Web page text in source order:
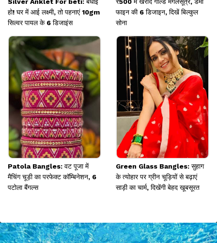
हो! घर में आई लक्ष्मी, तो पहनाएं 10gm
सिल्वर पायल के 6 डिजाइंस
फाइन की 6 डिजाइन, दिखें बिल्कुल
सोना
Patola Bangles: वट पूजा में
मैचिंग चूड़ी का परफेक्ट कॉम्बिनेशन, 6
पटोला बैंगल्स
Green Glass Bangles: सुहाग
के त्योहार पर ग्रीन चूड़ियों से बढ़ाएं
साड़ी का चार्म, दिखेंगी बेहद खूबसूरत